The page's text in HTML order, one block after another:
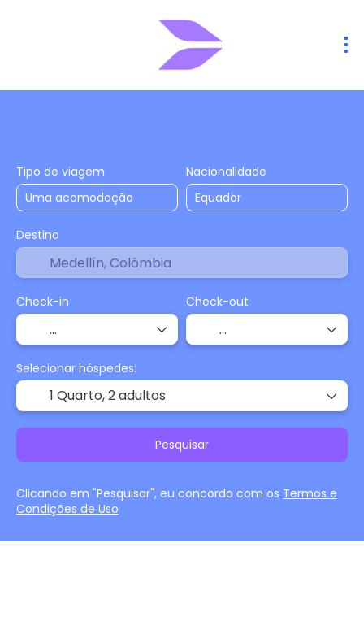
Tipo de viagem Nacionalidade
Destino
Check-in Check-out
Selecionar hóspedes:
1 Quarto,2 adultos
Pesquisar
Clicando em "Pesquisar", eu concordo com os Termos e
Condições de Uso